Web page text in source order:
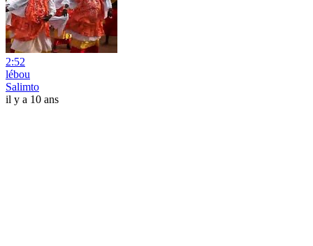
2:52
lébou
Salimto
il y a 10 ans